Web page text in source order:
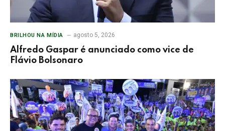
BRILHOU NA MÍDIA agosto 5, 2026
Alfredo Gaspar é anunciado como vice de
Flávio Bolsonaro